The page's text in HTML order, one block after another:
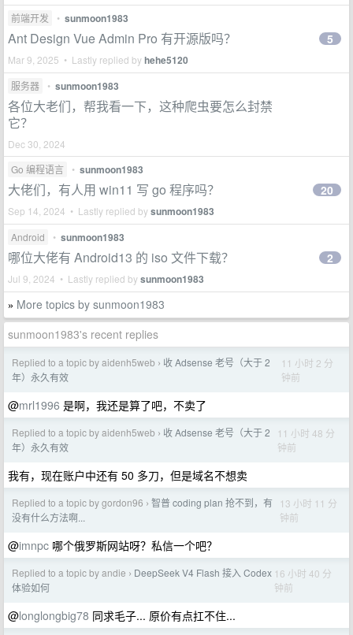
前端开发 • sunmoon1983
Ant Design Vue Admin Pro 有开源版吗？
Mar 9, 2025 • Lastly replied byhehe5120
5
服务器 • sunmoon1983
各位大老们，帮我看一下，这种爬虫要怎么封禁
它？
Dec 30, 2024
Go 编程语言
• sunmoon1983
大佬们，有人用 win11 写 go 程序吗？
Sep 14, 2024 • Lastly replied bysunmoon1983
20
Android • sunmoon1983
哪位大佬有 Android13 的 iso 文件下载？
Jul 9, 2024 • Lastly replied bysunmoon1983
2
» More topics by sunmoon1983
sunmoon1983's recent replies
Replied to a topic by aidenh5web › 收 Adsense 老号（大于 2
年）永久有效
11 小时 2 分
钟前
@mrl1996 是啊，我还是算了吧，不卖了
Replied to a topic by aidenh5web › 收 Adsense 老号（大于 2
年）永久有效
11 小时 48 分
钟前
我有，现在账户中还有 50 多刀，但是域名不想卖
Replied to a topic by gordon96 › 智普 coding plan 抢不到，有
没有什么方法啊...
13 小时 11 分
钟前
@imnpc 哪个俄罗斯网站呀？私信一个吧？
Replied to a topic by andie › DeepSeek V4 Flash 接入 Codex
体验如何
16 小时 40 分
钟前
@longlongbig78 同求毛子... 原价有点扛不住...